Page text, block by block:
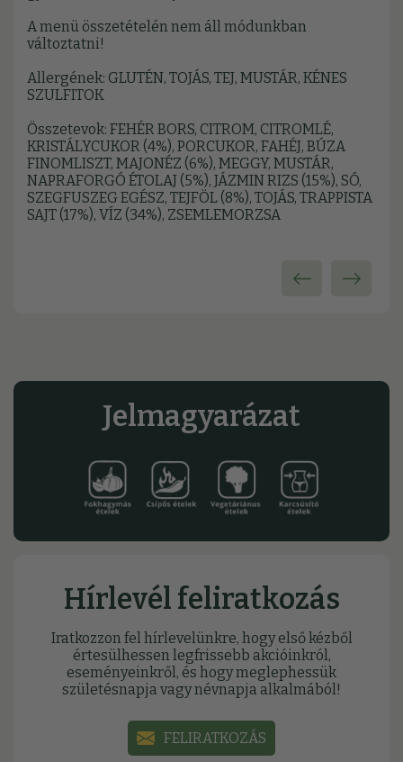
A menü összetételén nem áll módunkban
változtatni!
Allergének: GLUTÉN, TOJÁS, TEJ, MUSTÁR, KÉNES
SZULFITOK
Összetevok: FEHÉR BORS, CITROM, CITROMLÉ,
KRISTÁLYCUKOR (4%), PORCUKOR, FAHÉJ, BÚZA
FINOMLISZT, MAJONÉZ (6%), MEGGY, MUSTÁR,
NAPRAFORGÓ ÉTOLAJ (5%), JÁZMIN RIZS (15%), SÓ,
SZEGFUSZEG EGÉSZ, TEJFÖL (8%), TOJÁS, TRAPPISTA
SAJT (17%), VÍZ (34%), ZSEMLEMORZSA
Jelmagyarázat
Hírlevél feliratkozás
Iratkozzon fel hírlevelünkre, hogy első kézből
értesülhessen legfrissebb akcióinkról,
eseményeinkről, és hogy meglephessük
születésnapja vagy névnapja alkalmából!
FELIRATKOZÁS